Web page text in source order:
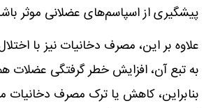
پیشگیری از اسپاسم‌های عضلانی موثر
علاوه بر این، مصرف دخانیات نیز با
به تبع آن، افزایش خطر گرفتگی عضلات
بنابراین، کاهش یا ترک مصرف دخانیات